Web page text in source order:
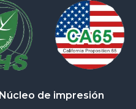
Núcleo de impresión